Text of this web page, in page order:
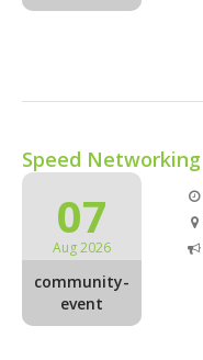
Speed Networking
07
Aug 2026
community-
event